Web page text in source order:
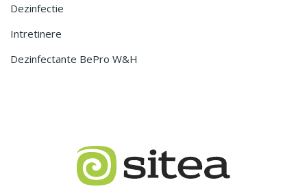
Dezinfectie
Intretinere
Dezinfectante BePro W&H